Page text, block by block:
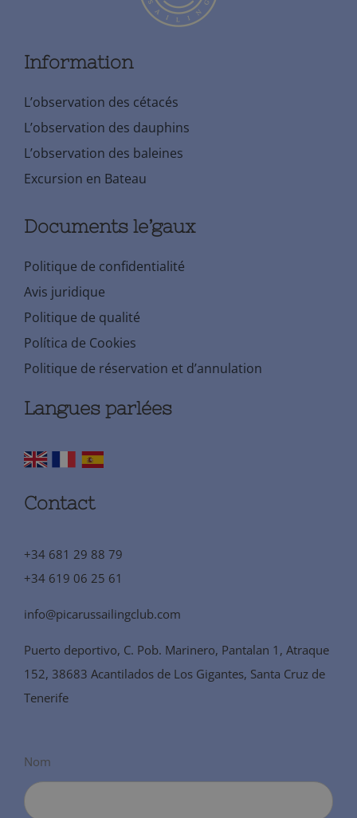
Information
L’observation des cétacés
L’observation des dauphins
L’observation des baleines
Excursion en Bateau
Documents le’gaux
Politique de confidentialité
Avis juridique
Politique de qualité
Política de Cookies
Politique de réservation et d’annulation
Langues parlées
Contact
+34 681 29 88 79
+34 619 06 25 61
info@picarussailingclub.com
Puerto deportivo, C. Pob. Marinero, Pantalan 1, Atraque
152, 38683 Acantilados de Los Gigantes, Santa Cruz de
Tenerife
Nom